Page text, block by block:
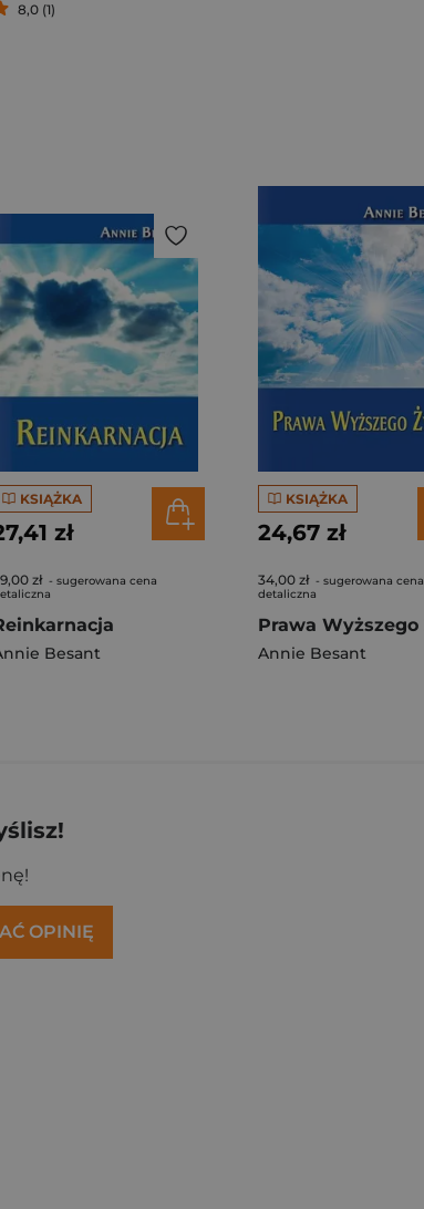
8,0 (1)
KSIĄŻKA
zł
zł - sugerowana cena
Besant
KSIĄŻKA
24,67 zł
34,00 zł - sugerowana cena
detaliczna
Annie Besant
OPINIĘ